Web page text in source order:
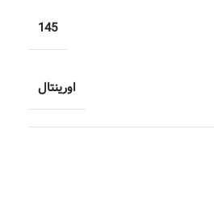
145
اورینتال